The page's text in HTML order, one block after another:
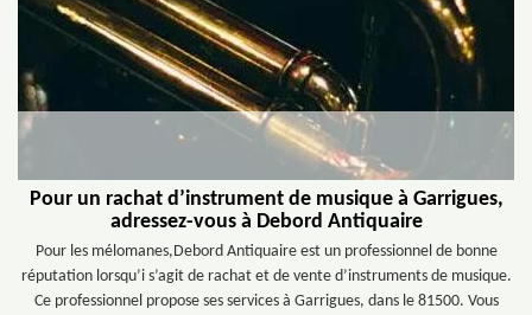
Pour un rachat d’instrument de musique à Garrigues,
adressez-vous à Debord Antiquaire
Pour les mélomanes,Debord Antiquaire est un professionnel de bonne
réputation lorsqu’i s’agit de rachat et de vente d’instruments de musique.
Ce professionnel propose ses services à Garrigues, dans le 81500. Vous